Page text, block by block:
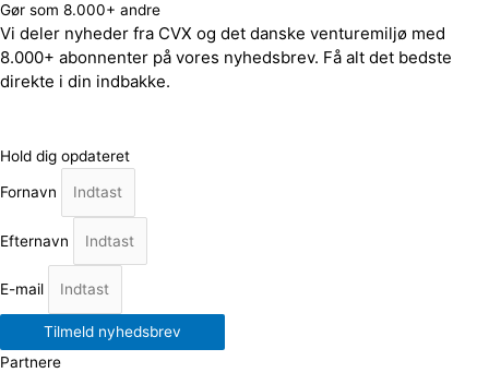
Gør som 8.000+ andre
Vi deler nyheder fra CVX og det danske venturemiljø med
8.000+ abonnenter på vores nyhedsbrev. Få alt det bedste
direkte i din indbakke.
Hold dig opdateret
Fornavn
Efternavn
E-mail
Tilmeld nyhedsbrev
Partnere